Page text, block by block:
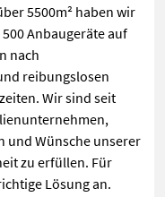
5500m² haben wir
Anbaugeräte auf
nach
reibungslosen
Wir sind seit
und Wünsche unserer
zu erfüllen. Für
Lösung an.